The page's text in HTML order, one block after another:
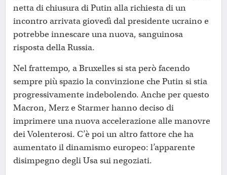
netta di chiusura di Putin alla richiesta di un
incontro arrivata giovedì dal presidente ucraino e
potrebbe innescare una nuova, sanguinosa
risposta della Russia.
Nel frattempo, a Bruxelles si sta però facendo
sempre più spazio la convinzione che Putin si stia
progressivamente indebolendo. Anche per questo
Macron, Merz e Starmer hanno deciso di
imprimere una nuova accelerazione alle manovre
dei Volenterosi. C’è poi un altro fattore che ha
aumentato il dinamismo europeo: l’apparente
disimpegno degli Usa sui negoziati.